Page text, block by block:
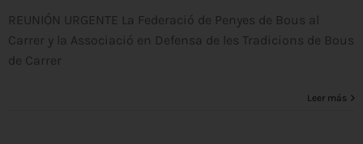
REUNIÓN URGENTE La Federació de Penyes de Bous al
Carrer y la Associació en Defensa de les Tradicions de Bous
de Carrer
Leer más